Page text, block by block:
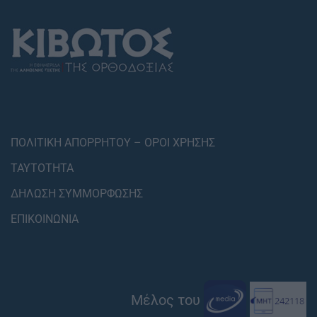
ΠΟΛΙΤΙΚΗ ΑΠΟΡΡΗΤΟΥ – ΟΡΟΙ ΧΡΗΣΗΣ
ΤΑΥΤΟΤΗΤΑ
ΔΗΛΩΣΗ ΣΥΜΜΟΡΦΩΣΗΣ
ΕΠΙΚΟΙΝΩΝΙΑ
Μέλος του